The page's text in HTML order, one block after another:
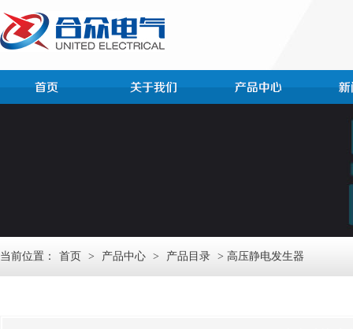
当前位置： 首页 > 产品中心 > 产品目录 > 高压静电发生器